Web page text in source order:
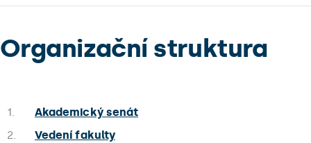
Organizační struktura
1.
Akademický senát
2.
Vedení fakulty